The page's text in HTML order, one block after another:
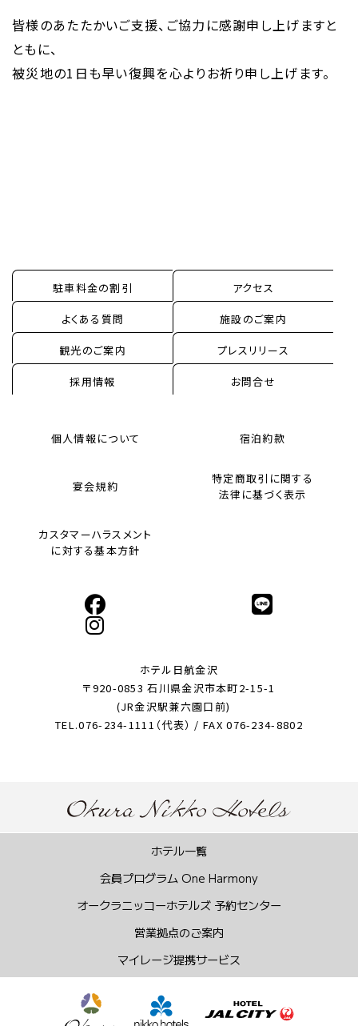
お問い合わせ
One Harmony
皆様のあたたかいご支援、ご協力に感謝申し上げますと
ともに、
被災地の1日も早い復興を心よりお祈り申し上げます。
駐車料金の割引 アクセス
よくある質問 施設のご案内
観光のご案内 プレスリリース
採用情報 お問合せ
個人情報について 宿泊約款
宴会規約
特定商取引に関する
法律に基づく表示
カスタマーハラスメント
に対する基本方針
ホテル日航金沢
〒920-0853 石川県金沢市本町2-15-1
(JR金沢駅兼六園口前)
TEL.076-234-1111（代表） / FAX 076-234-8802